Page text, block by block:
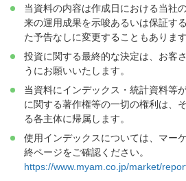
当資料の内容は作成日における当社
来の運用成果を示唆あるいは保証す
た予告なしに変更することもあります
投資に関する最終的な決定は、お客
うにお願いいたします。
当資料にインデックス・統計資料等
に関する著作権等の一切の権利は、
る各主体に帰属します。
使用インデックスについては、マー
終ページをご確認ください。
https://www.myam.co.jp/market/